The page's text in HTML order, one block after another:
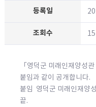
「영덕군 미래인재양성
붙임과 같이 공개합니다.
붙임 영덕군 미래인재양
끝.